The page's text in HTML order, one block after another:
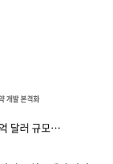
개발 본격화
달러 규모…